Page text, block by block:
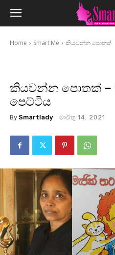
Home Smart Me කියවන්න පොතක්
කියවන්න පොතක් –
පෙට්ටිය
By Smartlady මාර්තු 14, 2021